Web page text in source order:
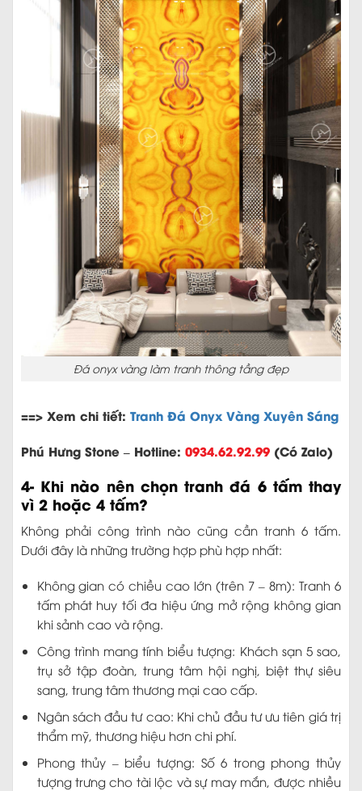
Đá onyx vàng làm tranh thông tầng đẹp
==> Xem chi tiết: Tranh Đá Onyx Vàng Xuyên Sáng
Phú Hưng Stone – Hotline: 0934.62.92.99 (Có Zalo)
4- Khi nào nên chọn tranh đá 6 tấm thay
vì 2 hoặc 4 tấm?
Không phải công trình nào cũng cần tranh 6 tấm.
Dưới đây là những trường hợp phù hợp nhất:
Không gian có chiều cao lớn (trên 7 – 8m): Tranh 6
tấm phát huy tối đa hiệu ứng mở rộng không gian
khi sảnh cao và rộng.
Công trình mang tính biểu tượng: Khách sạn 5 sao,
trụ sở tập đoàn, trung tâm hội nghị, biệt thự siêu
sang, trung tâm thương mại cao cấp.
Ngân sách đầu tư cao: Khi chủ đầu tư ưu tiên giá trị
thẩm mỹ, thương hiệu hơn chi phí.
Phong thủy – biểu tượng: Số 6 trong phong thủy
tượng trưng cho tài lộc và sự may mắn, được nhiều